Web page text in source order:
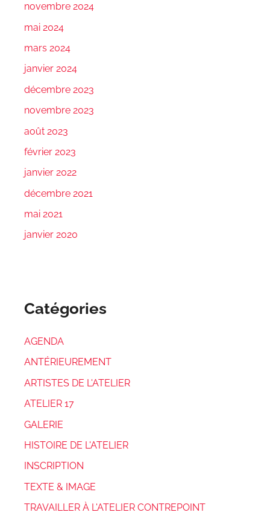
novembre 2024
mai 2024
mars 2024
janvier 2024
décembre 2023
novembre 2023
août 2023
février 2023
janvier 2022
décembre 2021
mai 2021
janvier 2020
Catégories
AGENDA
ANTÉRIEUREMENT
ARTISTES DE L'ATELIER
ATELIER 17
GALERIE
HISTOIRE DE L'ATELIER
INSCRIPTION
TEXTE & IMAGE
TRAVAILLER À L'ATELIER CONTREPOINT